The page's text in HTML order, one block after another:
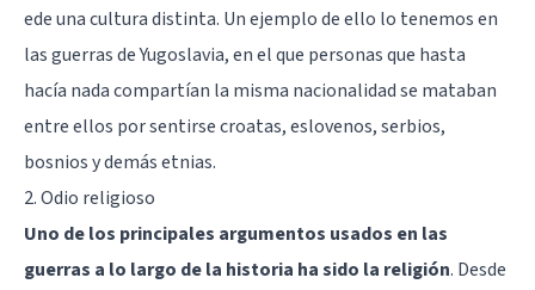
ede una cultura distinta. Un ejemplo de ello lo tenemos en
las guerras de Yugoslavia, en el que personas que hasta
hacía nada compartían la misma nacionalidad se mataban
entre ellos por sentirse croatas, eslovenos, serbios,
bosnios y demás etnias.
2. Odio religioso
Uno de los principales argumentos usados en las
guerras a lo largo de la historia ha sido la religión. Desde